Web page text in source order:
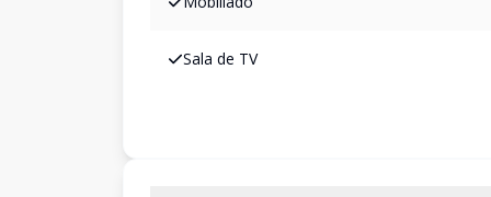
Sala de TV